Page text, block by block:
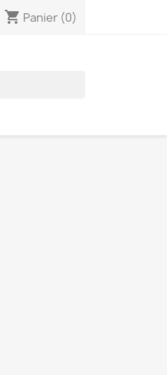
shopping_cart Panier (0)